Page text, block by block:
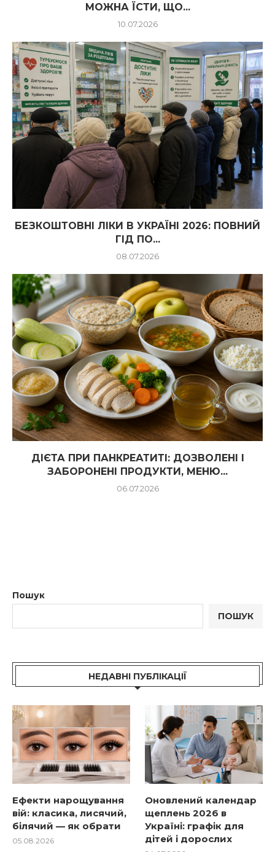
МОЖНА ЇСТИ, ЩО...
10.07.2026
БЕЗКОШТОВНІ ЛІКИ В УКРАЇНІ 2026: ПОВНИЙ
ГІД ПО...
08.07.2026
ДІЄТА ПРИ ПАНКРЕАТИТІ: ДОЗВОЛЕНІ І
ЗАБОРОНЕНІ ПРОДУКТИ, МЕНЮ...
06.07.2026
Пошук
ПОШУК
НЕДАВНІ ПУБЛІКАЦІЇ
Ефекти нарощування
вій: класика, лисячий,
білячий — як обрати
05.08.2026
Оновлений календар
щеплень 2026 в
Україні: графік для
дітей і дорослих